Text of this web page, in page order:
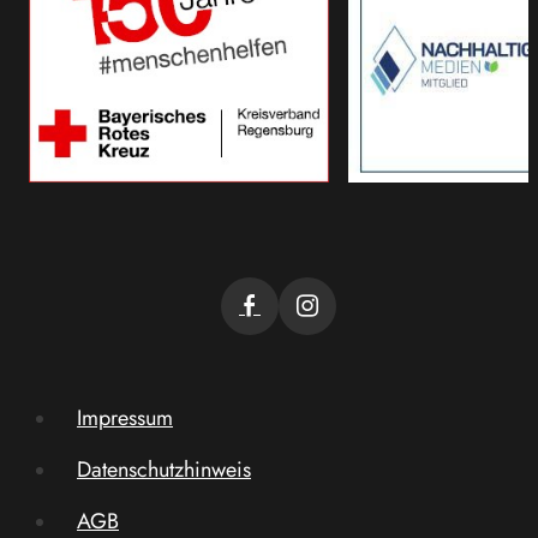
Impressum
Datenschutzhinweis
AGB